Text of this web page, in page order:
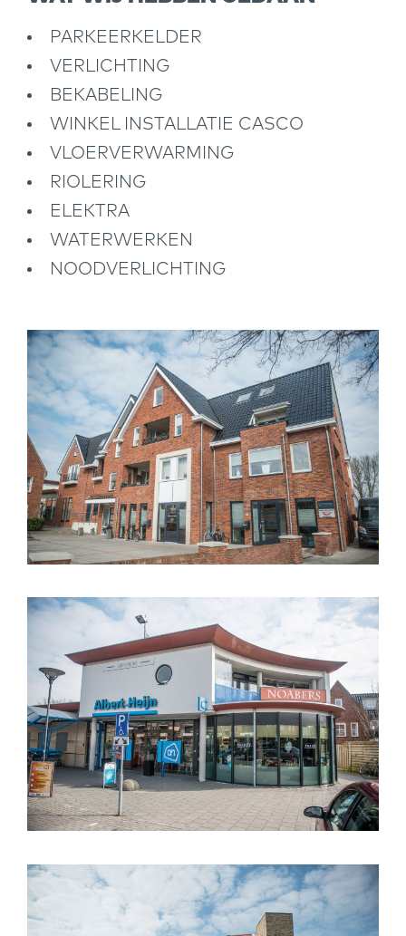
PARKEERKELDER
VERLICHTING
BEKABELING
WINKEL INSTALLATIE CASCO
VLOERVERWARMING
RIOLERING
ELEKTRA
WATERWERKEN
NOODVERLICHTING